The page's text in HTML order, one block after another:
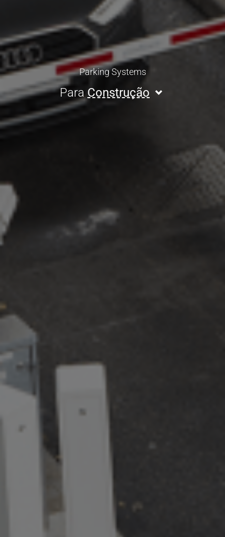
Parking Systems
Para Construção